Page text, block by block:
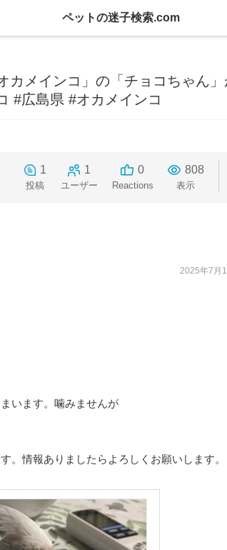
カメインコ」の「チョコちゃん」
#広島県 #オカメインコ
1
投稿
1
ユーザー
0
Reactions
808
表示
2025年7月
います。噛みませんが
。情報ありましたらよろしくお願いします。
ペットの迷子検索.com